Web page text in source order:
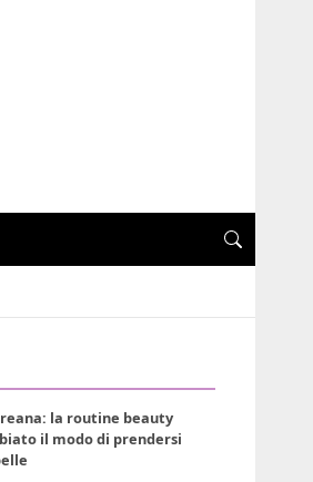
la routine beauty
il modo di prendersi